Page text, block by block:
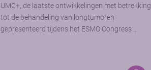
UMC+, de laatste ontwikkelingen met betrekking
tot de behandeling van longtumoren
gepresenteerd tijdens het ESMO Congress …